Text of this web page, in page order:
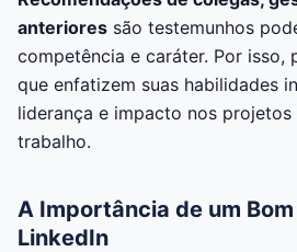
anteriores são testemunhos
competência e caráter. Por isso,
que enfatizem suas habilidades
liderança e impacto nos projetos
trabalho.
A Importância de um
LinkedIn